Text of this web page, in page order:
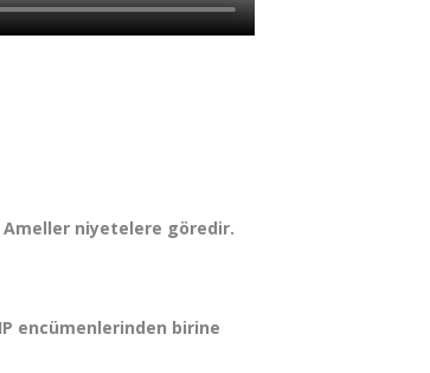
Ameller niyetelere göredir.
encümenlerinden birine